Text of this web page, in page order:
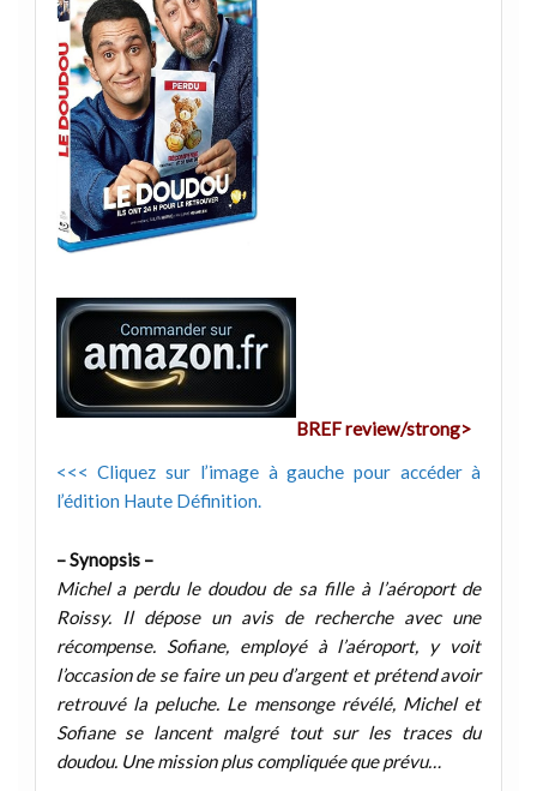
BREF review/strong>
<<< Cliquez sur l’image à gauche pour accéder à
l’édition Haute Définition.
– Synopsis –
Michel a perdu le doudou de sa fille à l’aéroport de
Roissy. Il dépose un avis de recherche avec une
récompense. Sofiane, employé à l’aéroport, y voit
l’occasion de se faire un peu d’argent et prétend avoir
retrouvé la peluche. Le mensonge révélé, Michel et
Sofiane se lancent malgré tout sur les traces du
doudou. Une mission plus compliquée que prévu…